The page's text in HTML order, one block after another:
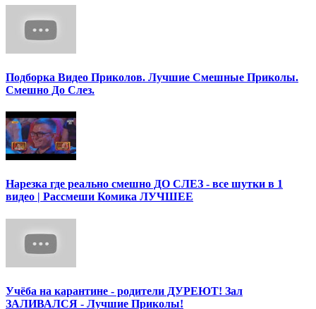
Подборка Видео Приколов. Лучшие Смешные Приколы.
Смешно До Слез.
Нарезка где реально смешно ДО СЛЕЗ - все шутки в 1
видео | Рассмеши Комика ЛУЧШЕЕ
Учёба на карантине - родители ДУРЕЮТ! Зал
ЗАЛИВАЛСЯ - Лучшие Приколы!